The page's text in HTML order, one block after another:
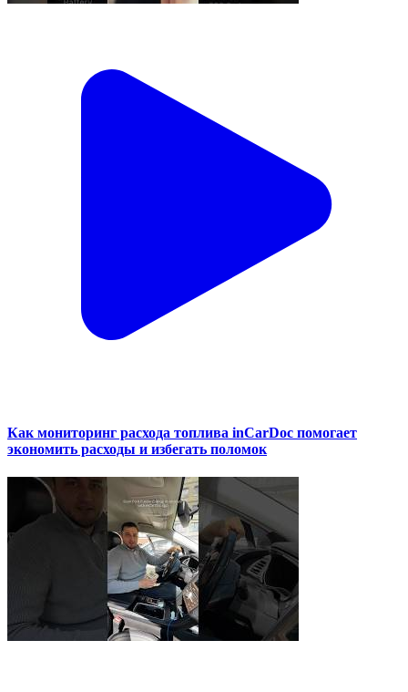
Как мониторинг расхода топлива inCarDoc помогает
экономить расходы и избегать поломок